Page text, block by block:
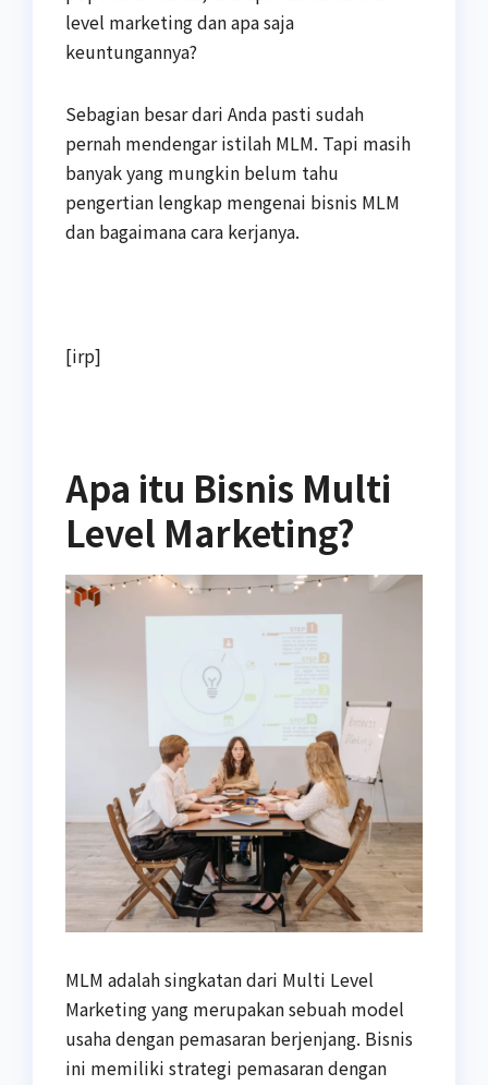
level marketing dan apa saja
keuntungannya?
Sebagian besar dari Anda pasti sudah
pernah mendengar istilah MLM. Tapi masih
banyak yang mungkin belum tahu
pengertian lengkap mengenai bisnis MLM
dan bagaimana cara kerjanya.
[irp]
Apa itu Bisnis Multi
Level Marketing?
MLM adalah singkatan dari Multi Level
Marketing yang merupakan sebuah model
usaha dengan pemasaran berjenjang. Bisnis
ini memiliki strategi pemasaran dengan